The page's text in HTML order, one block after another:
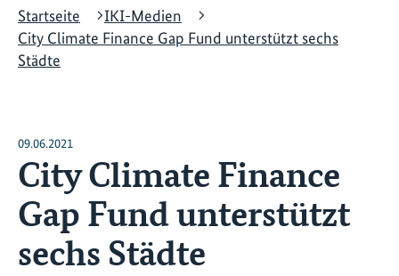
Startseite
IKI-Medien
City Climate Finance Gap Fund unterstützt sechs
Städte
09.06.2021
City Climate Finance
Gap Fund unterstützt
sechs Städte